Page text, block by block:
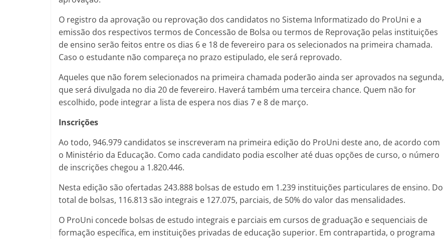
O registro da aprovação ou reprovação dos candidatos no Sistema Informatizado do ProUni e a
emissão dos respectivos termos de Concessão de Bolsa ou termos de Reprovação pelas instituições
de ensino serão feitos entre os dias 6 e 18 de fevereiro para os selecionados na primeira chamada.
Caso o estudante não compareça no prazo estipulado, ele será reprovado.
Aqueles que não forem selecionados na primeira chamada poderão ainda ser aprovados na segunda,
que será divulgada no dia 20 de fevereiro. Haverá também uma terceira chance. Quem não for
escolhido, pode integrar a lista de espera nos dias 7 e 8 de março.
Inscrições
Ao todo, 946.979 candidatos se inscreveram na primeira edição do ProUni deste ano, de acordo com
o Ministério da Educação. Como cada candidato podia escolher até duas opções de curso, o número
de inscrições chegou a 1.820.446.
Nesta edição são ofertadas 243.888 bolsas de estudo em 1.239 instituições particulares de ensino. Do
total de bolsas, 116.813 são integrais e 127.075, parciais, de 50% do valor das mensalidades.
O ProUni concede bolsas de estudo integrais e parciais em cursos de graduação e sequenciais de
formação específica, em instituições privadas de educação superior. Em contrapartida, o programa